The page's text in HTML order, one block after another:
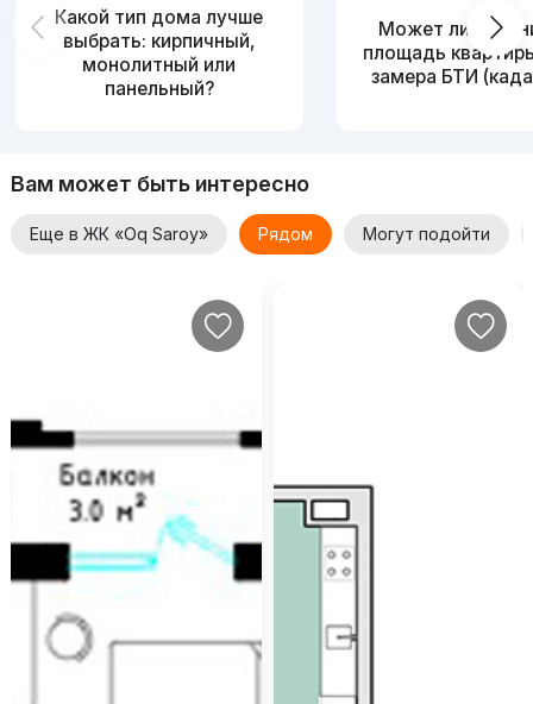
Какой тип дома лучше
выбрать: кирпичный,
монолитный или
панельный?
Может ли
площадь
замера БТИ
Вам может быть интересно
Еще в ЖК «Oq Saroy» Рядом Могут подойти